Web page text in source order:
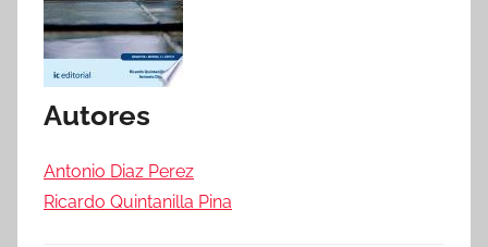
Autores
Antonio Diaz Perez
Ricardo Quintanilla Pina